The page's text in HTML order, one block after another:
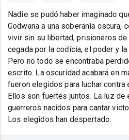
Nadie se pudó haber imaginado
Godwana a una soberanía oscura,
vivir sin su libertad, prisioneros
cegada por la codícia, el poder y la
Pero no todo se encontraba
escrito. La oscuridad acabará en
fueron elegidos para luchar contra
Ellos son fuertes juntos. La luz de
guerreros nacidos para cantar
Los elegidos han despertado.